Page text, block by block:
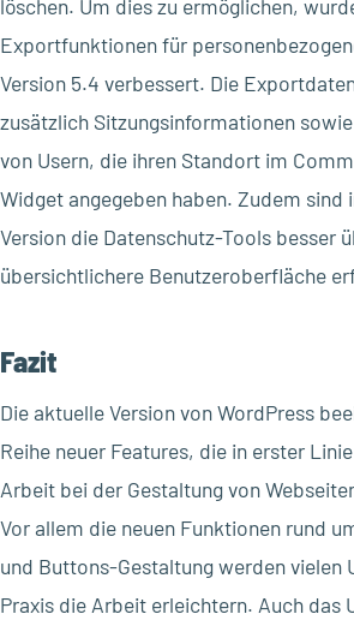
löschen. Um dies zu ermöglichen,
Exportfunktionen für
Version 5.4 verbessert. Die
zusätzlich Sitzungsinformationen
von Usern, die ihren Standort im
Widget angegeben haben. Zudem sind
Version die Datenschutz-Tools besser
übersichtlichere Benutzeroberfläche
Fazit
Die aktuelle Version von WordPress
Reihe neuer Features, die in erster
Arbeit bei der Gestaltung von
Vor allem die neuen Funktionen rund
und Buttons-Gestaltung werden vielen
Praxis die Arbeit erleichtern. Auch das